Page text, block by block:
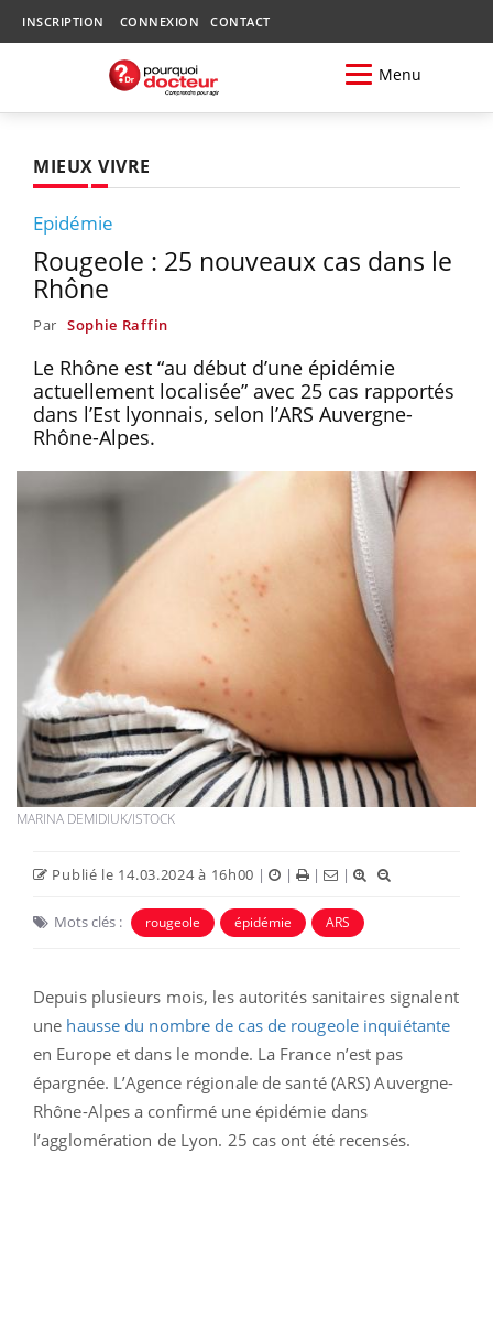
INSCRIPTION CONNEXION CONTACT
Menu
MIEUX VIVRE
Epidémie
Rougeole : 25 nouveaux cas dans le
Rhône
Par Sophie Raffin
Le Rhône est “au début d’une épidémie
actuellement localisée” avec 25 cas rapportés
dans l’Est lyonnais, selon l’ARS Auvergne-
Rhône-Alpes.
MARINA DEMIDIUK/ISTOCK
Publié le 14.03.2024 à 16h00 | | | |
Mots clés : rougeole épidémie ARS
Depuis plusieurs mois, les autorités sanitaires signalent
une hausse du nombre de cas de rougeole inquiétante
en Europe et dans le monde. La France n’est pas
épargnée. L’Agence régionale de santé (ARS) Auvergne-
Rhône-Alpes a confirmé une épidémie dans
l’agglomération de Lyon. 25 cas ont été recensés.